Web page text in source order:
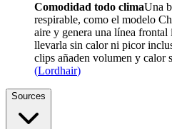
Comodidad todo climaUna
respirable, como el modelo
aire y genera una línea
llevarla sin calor ni picor
clips añaden volumen y calor
(Lordhair)
Sources